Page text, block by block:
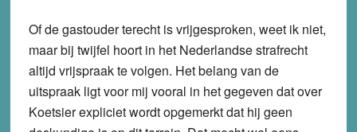
Of de gastouder terecht is vrijgesproken, weet ik niet,
maar bij twijfel hoort in het Nederlandse strafrecht
altijd vrijspraak te volgen. Het belang van de
uitspraak ligt voor mij vooral in het gegeven dat over
Koetsier expliciet wordt opgemerkt dat hij geen